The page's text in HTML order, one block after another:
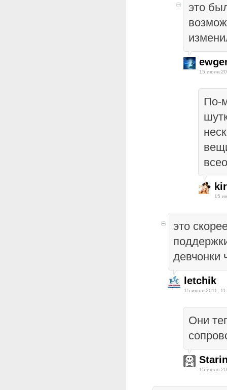
это
15 июля
По-
15
это
девчонки
letchik
15 июля 2011,
Они
15 июля